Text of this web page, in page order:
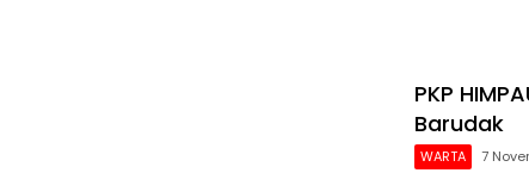
PKP
Barudak
WARTA 7